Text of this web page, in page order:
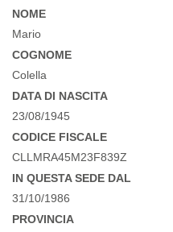
NOME
Mario
COGNOME
Colella
DATA DI NASCITA
23/08/1945
CODICE FISCALE
CLLMRA45M23F839Z
IN QUESTA SEDE DAL
31/10/1986
PROVINCIA